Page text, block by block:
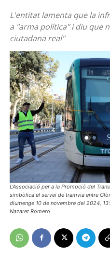
L'entitat lamenta que la
a "arma política" i diu que
ciutadana real"
L'Associació per a la Promoció del
simbòlica el servei de tramvia entre
diumenge 10 de novembre del 2024,
Nazaret Romero